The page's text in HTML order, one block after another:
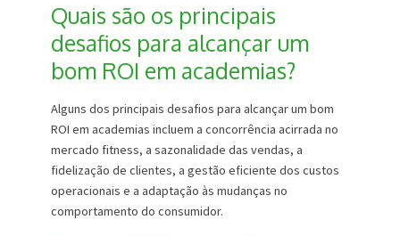
Quais são os principais
desafios para alcançar um
bom ROI em academias?
Alguns dos principais desafios para alcançar um bom
ROI em academias incluem a concorrência acirrada no
mercado fitness, a sazonalidade das vendas, a
fidelização de clientes, a gestão eficiente dos custos
operacionais e a adaptação às mudanças no
comportamento do consumidor.